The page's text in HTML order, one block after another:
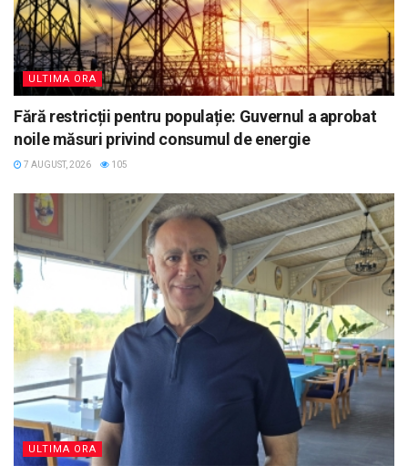
ULTIMA ORA
Fără restricții pentru populație: Guvernul a aprobat
noile măsuri privind consumul de energie
7 AUGUST, 2026 105
ULTIMA ORA